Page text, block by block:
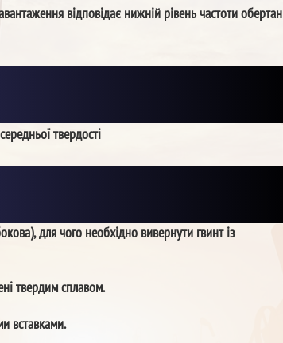
відповідає нижній рівень частоти
твердості
для чого необхідно вивернути гвинт із
твердим сплавом.
вставками.